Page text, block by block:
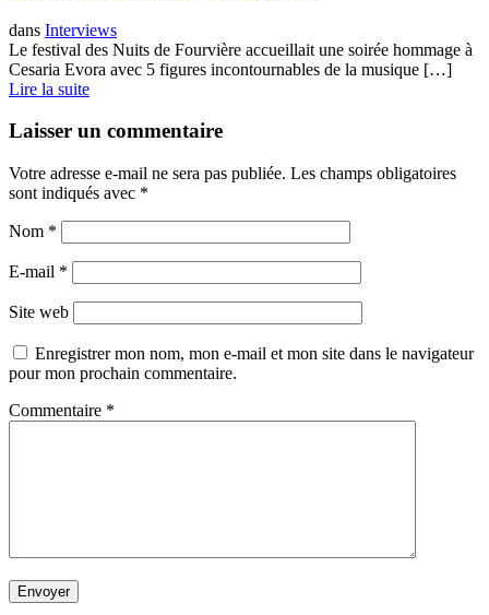
dans Interviews
Le festival des Nuits de Fourvière accueillait une soirée hommage à
Cesaria Evora avec 5 figures incontournables de la musique […]
Lire la suite
Laisser un commentaire
Votre adresse e-mail ne sera pas publiée. Les champs obligatoires
sont indiqués avec *
Nom *
E-mail *
Site web
Enregistrer mon nom, mon e-mail et mon site dans le navigateur
pour mon prochain commentaire.
Commentaire *